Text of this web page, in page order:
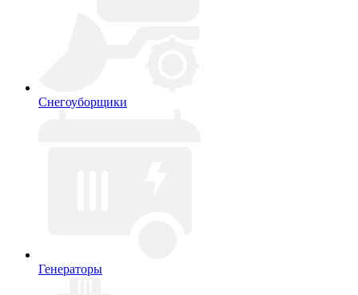
Снегоуборщики
Генераторы